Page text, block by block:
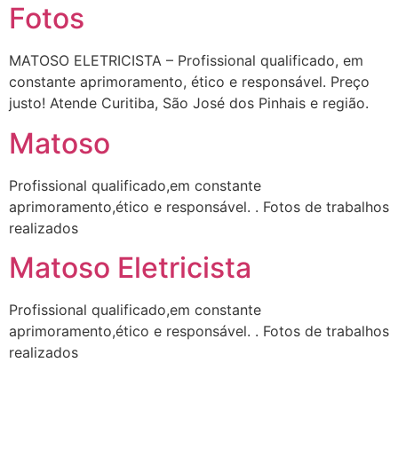
Fotos
MATOSO ELETRICISTA – Profissional qualificado, em
constante aprimoramento, ético e responsável. Preço
justo! Atende Curitiba, São José dos Pinhais e região.
Matoso
Profissional qualificado,em constante
aprimoramento,ético e responsável. . Fotos de trabalhos
realizados
Matoso Eletricista
Profissional qualificado,em constante
aprimoramento,ético e responsável. . Fotos de trabalhos
realizados